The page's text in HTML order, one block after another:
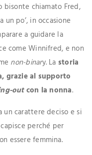
bisonte chiamato Fred,
po’, in occasione
a guidare la
come Winnifred, e non
non-binary. La storia
grazie al supporto
outcon la nonna.
un carattere deciso e si
perché per
essere femmina.